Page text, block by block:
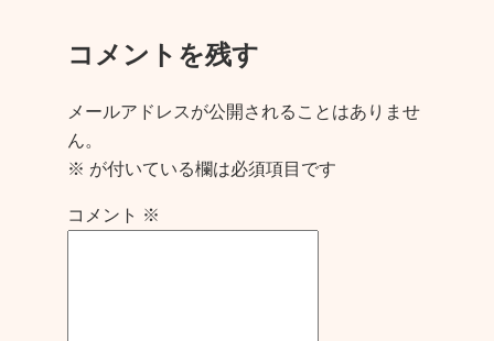
コメントを残す
メールアドレスが公開されることはありませ
ん。
※ が付いている欄は必須項目です
コメント ※